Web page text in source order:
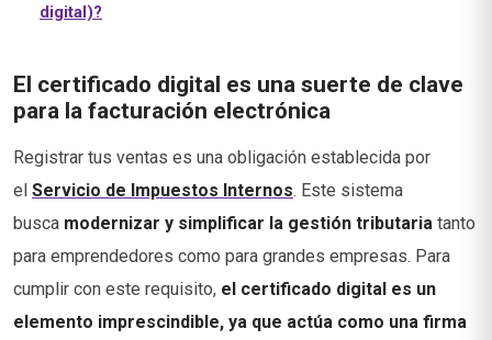
digital)?
El certificado digital es una suerte de clave
para la facturación electrónica
Registrar tus ventas es una obligación establecida por
el Servicio de Impuestos Internos. Este sistema
busca modernizar y simplificar la gestión tributaria tanto
para emprendedores como para grandes empresas. Para
cumplir con este requisito, el certificado digital es un
elemento imprescindible, ya que actúa como una firma